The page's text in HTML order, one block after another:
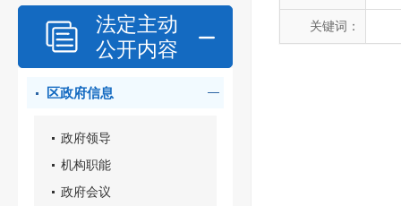
法定主动
公开内容
区政府信息
政府领导
机构职能
政府会议
关键词：